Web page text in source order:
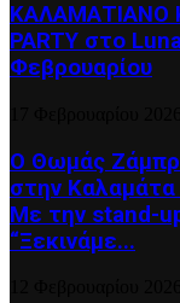
ΚΑΛΑΜΑΤΙΑΝΟ
PARTY στο
Φεβρουαρίου
Ο Θωμάς
στην
Με την stand-
“Ξεκινάμε...